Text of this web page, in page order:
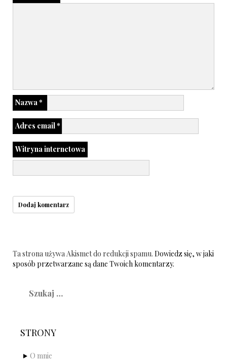
Nazwa*
Adres email*
Witryna internetowa
Ta strona używa Akismet do redukcji spamu. Dowiedz się, w jaki
sposób przetwarzane są dane Twoich komentarzy.
STRONY
O mnie